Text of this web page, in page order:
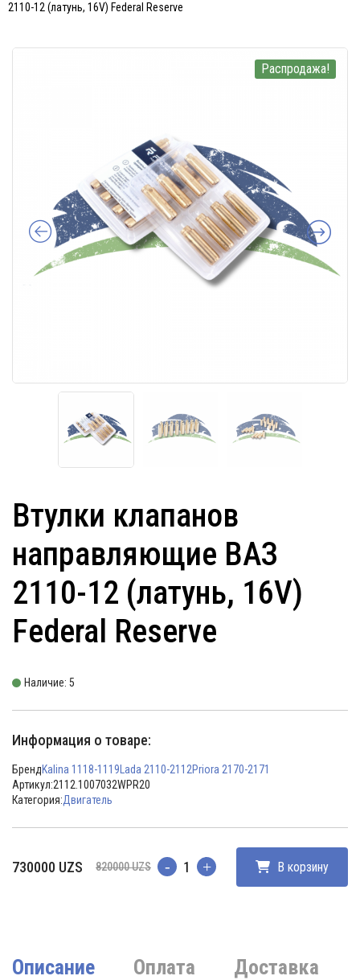
2110-12 (латунь, 16V) Federal Reserve
Распродажа!
Втулки клапанов
направляющие ВАЗ
2110-12 (латунь, 16V)
Federal Reserve
Наличие: 5
Информация о товаре:
БрендKalina 1118-1119 Lada 2110-2112Priora 2170-2171
Артикул:2112.1007032WPR20
Категория:Двигатель
820000UZS
Первоначальная
730000 UZS
Текущая
Количество В корзину
Описание Оплата Доставка